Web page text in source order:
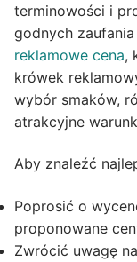
terminowości i
godnych
reklamowe cena,
krówek
wybór smaków,
atrakcyjne
Aby znaleźć
Poprosić o
proponowane
Zwrócić uwagę